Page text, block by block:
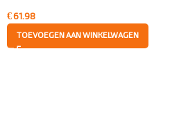
€61.98
TOEVOEGEN AAN WINKELWAGEN